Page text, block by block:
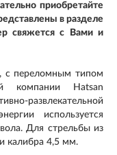
приобретайте
в разделе
свяжется с Вами и
с переломным типом
компании Hatsan
развлекательной
используется
Для стрельбы из
калибра 4,5 мм.